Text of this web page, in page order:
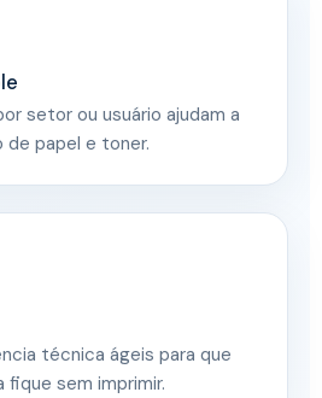
setor ou usuário ajudam a
de papel e toner.
técnica ágeis para que
fique sem imprimir.